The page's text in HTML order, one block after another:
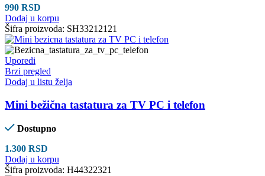
990 RSD
Dodaj u korpu
Šifra proizvoda: SH33212121
Uporedi
Brzi pregled
Dodaj u listu želja
Mini bežična tastatura za TV PC i telefon
Dostupno
1.300 RSD
Dodaj u korpu
Šifra proizvoda: H44322321